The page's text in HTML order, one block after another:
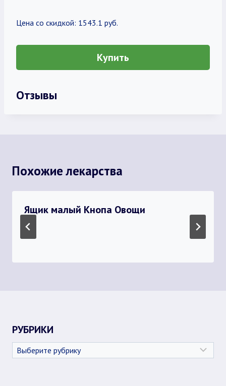
Цена со скидкой: 1543.1 руб.
Купить
Отзывы
Похожие лекарства
Ящик малый Кнопа Овощи
РУБРИКИ
Рубрики